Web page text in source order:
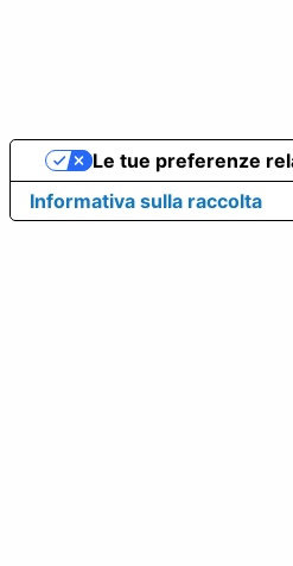
Informativa sulla raccolta
Le tue preferenze